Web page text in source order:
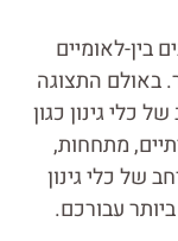
בין-לאומיים
באולם התצוגה
כלי גינון כגון
מתחחות,
של כלי גינון
עבורכם.